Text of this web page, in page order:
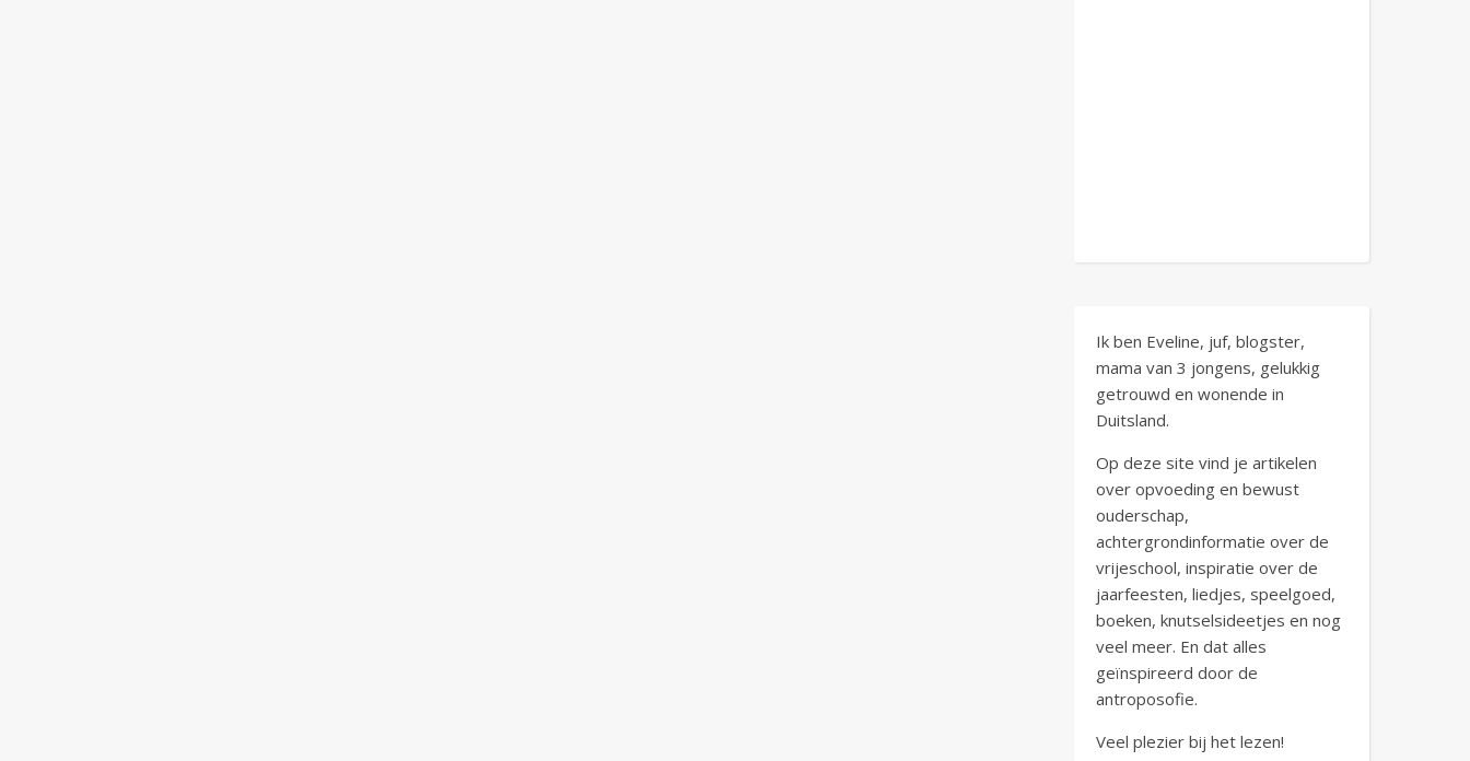
Ik ben Eveline, juf, blogster,
mama van 3 jongens, gelukkig
getrouwd en wonende in
Duitsland.
Op deze site vind je artikelen
over opvoeding en bewust
ouderschap,
achtergrondinformatie over de
vrijeschool, inspiratie over de
jaarfeesten, liedjes, speelgoed,
boeken, knutselsideetjes en nog
veel meer. En dat alles
geïnspireerd door de
antroposofie.
Veel plezier bij het lezen!